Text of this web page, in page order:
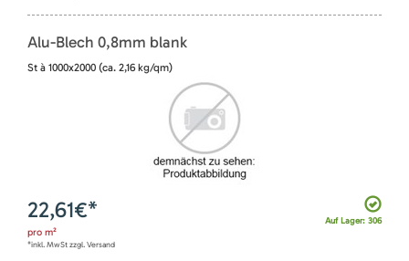
Alu-Blech 0,8mm blank
St à 1000x2000 (ca. 2,16 kg/qm)
Auf Lager: 306
22,61€*
pro m²
*inkl. MwSt zzgl. Versand